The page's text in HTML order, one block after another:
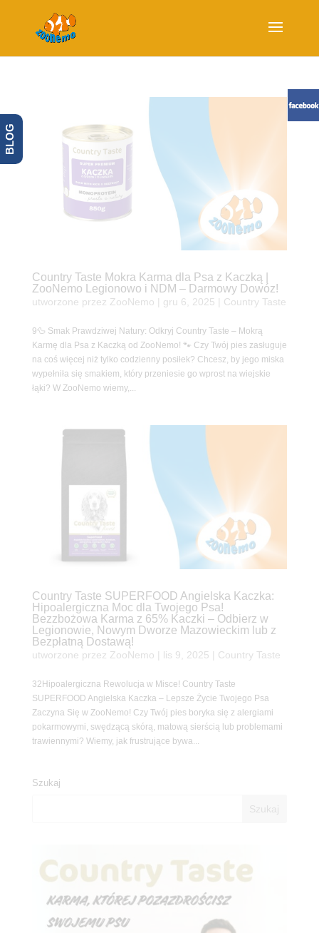
Country Taste Mokra Karma dla Psa z Kaczką |
ZooNemo Legionowo i NDM – Darmowy Dowóz!
utworzone przez ZooNemo gru 6, 2025 Country Taste
9🦆 Smak Prawdziwej Natury: Odkryj Country Taste – Mokrą
Karmę dla Psa z Kaczką od ZooNemo! 🐾 Czy Twój pies zasługuje
na coś więcej niż tylko codzienny posiłek? Chcesz, by jego miska
wypełniła się smakiem, który przeniesie go wprost na wiejskie
łąki? W ZooNemo wiemy,...
Country Taste SUPERFOOD Angielska Kaczka:
Hipoalergiczna Moc dla Twojego Psa!
Bezzbożowa Karma z 65% Kaczki – Odbierz w
Legionowie, Nowym Dworze Mazowieckim lub z
Bezpłatną Dostawą!
utworzone przez ZooNemo lis 9, 2025 Country Taste
32Hipoalergiczna Rewolucja w Misce! Country Taste
SUPERFOOD Angielska Kaczka – Lepsze Życie Twojego Psa
Zaczyna Się w ZooNemo! Czy Twój pies boryka się z alergiami
pokarmowymi, swędzącą skórą, matową sierścią lub problemami
trawiennymi? Wiemy, jak frustrujące bywa...
Szukaj
BLOG